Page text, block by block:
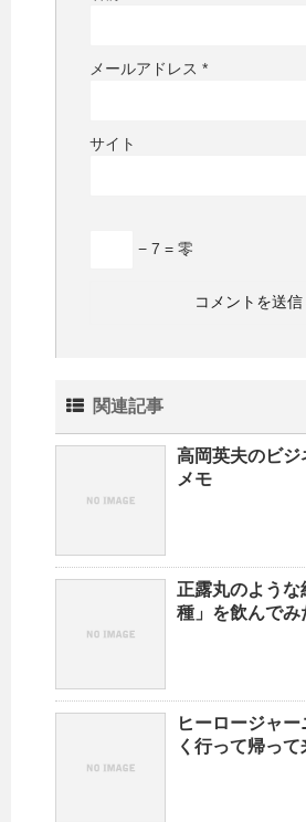
メールアドレス *
サイト
− 7 = 零
関連記事
高岡英夫のビジ
メモ
正露丸のよう
種」を飲んでみ
ヒーロージャ
く行って帰って